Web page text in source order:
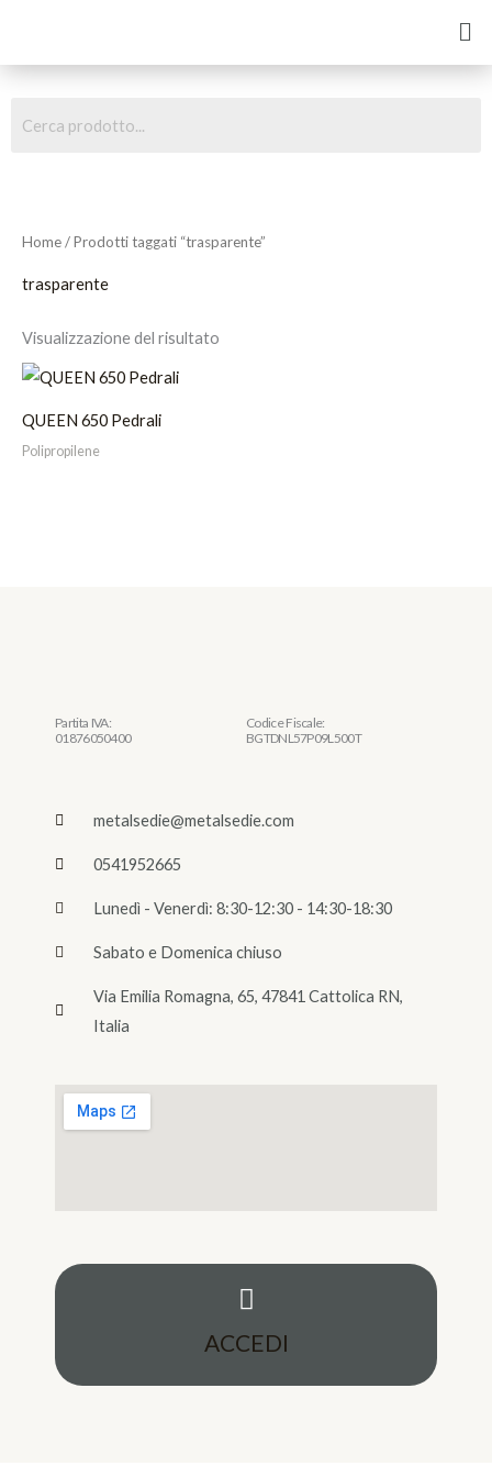
Home/ Prodotti taggati “trasparente”
trasparente
Visualizzazione del risultato
QUEEN 650 Pedrali
Polipropilene
Partita IVA:
01876050400
Codice Fiscale:
BGTDNL57P09L500T
metalsedie@metalsedie.com
0541952665
Lunedì - Venerdì: 8:30-12:30 - 14:30-18:30
Sabato e Domenica chiuso
Via Emilia Romagna, 65, 47841 Cattolica RN,
Italia
ACCEDI